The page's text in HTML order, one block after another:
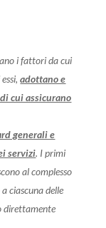
i fattori da cui
essi,adottano e
cui assicurano
generali e
servizi. I primi
al complesso
ciascuna delle
direttamente